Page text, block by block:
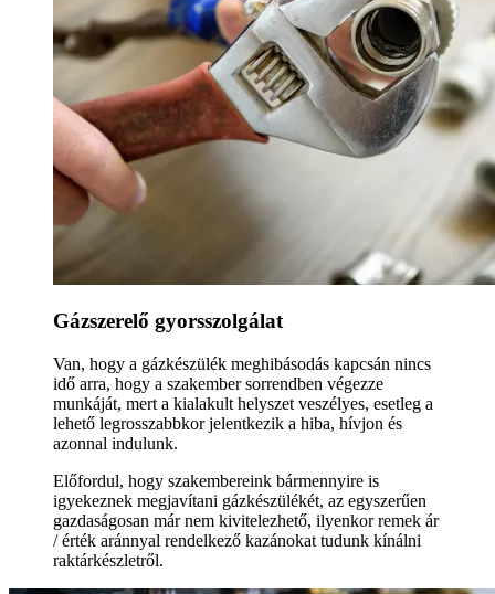
Gázszerelő gyorsszolgálat
Van, hogy a gázkészülék meghibásodás kapcsán nincs
idő arra, hogy a szakember sorrendben végezze
munkáját, mert a kialakult helyszet veszélyes, esetleg a
lehető legrosszabbkor jelentkezik a hiba, hívjon és
azonnal indulunk.
Előfordul, hogy szakembereink bármennyire is
igyekeznek megjavítani gázkészülékét, az egyszerűen
gazdaságosan már nem kivitelezhető, ilyenkor remek ár
/ érték aránnyal rendelkező kazánokat tudunk kínálni
raktárkészletről.